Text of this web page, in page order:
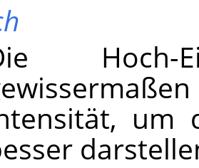
Hoch-
um